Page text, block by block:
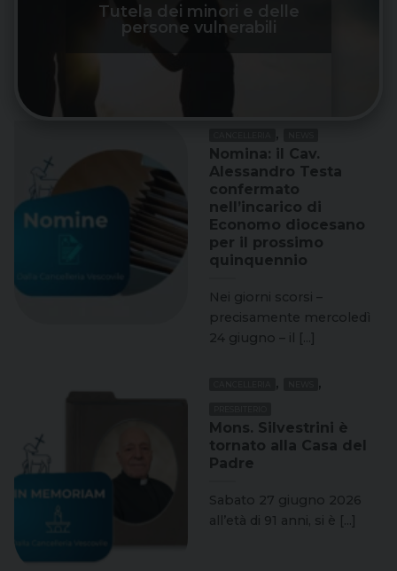
Tutela dei minori e delle
persone vulnerabili
,
Nomina: il Cav.
Alessandro Testa
confermato
nell’incarico di
Economo diocesano
per il prossimo
quinquennio
Nei giorni scorsi –
precisamente mercoledì
24 giugno – il [...]
, ,
Mons. Silvestrini è
tornato alla Casa del
Padre
Sabato 27 giugno 2026
all’età di 91 anni, si è [...]